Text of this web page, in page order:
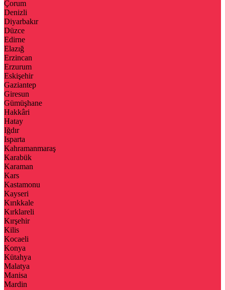
Çorum
Denizli
Diyarbakır
Düzce
Edirne
Elazığ
Erzincan
Erzurum
Eskişehir
Gaziantep
Giresun
Gümüşhane
Hakkâri
Hatay
Iğdır
Isparta
Kahramanmaraş
Karabük
Karaman
Kars
Kastamonu
Kayseri
Kırıkkale
Kırklareli
Kırşehir
Kilis
Kocaeli
Konya
Kütahya
Malatya
Manisa
Mardin